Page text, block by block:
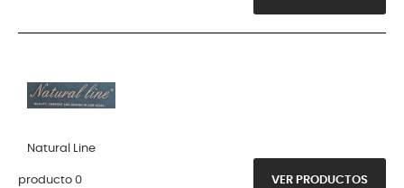
Natural Line
producto 0 VER PRODUCTOS